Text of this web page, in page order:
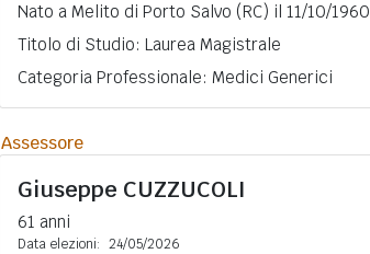
Nato a Melito di Porto Salvo (RC) il 11/10/1960
Titolo di Studio: Laurea Magistrale
Categoria Professionale: Medici Generici
Assessore
Giuseppe CUZZUCOLI
61 anni
Data elezioni: 24/05/2026